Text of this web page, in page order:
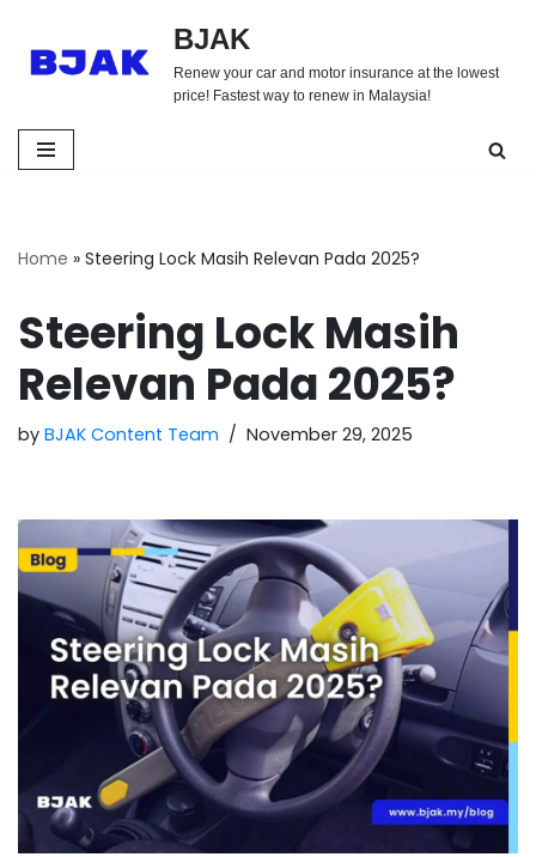
Skip
BJAK
Renew your car and motor insurance at the lowest
price! Fastest way to renew in Malaysia!
Home » Steering Lock Masih Relevan Pada 2025?
Steering Lock Masih
Relevan Pada 2025?
by BJAK Content Team November 29, 2025